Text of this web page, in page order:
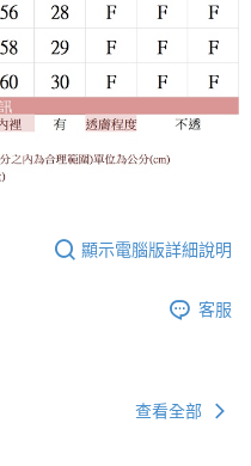
顯示電腦版詳細說明
客服
查看全部